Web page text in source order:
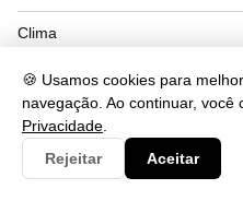
🍪 Usamos cookies para
navegação. Ao continuar, você
Privacidade
Rejeitar
Aceitar
Clima
Cultura
Economia
Educacao